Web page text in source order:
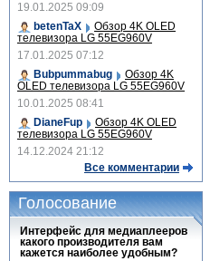
19.01.2025 09:09
betenTaX
Обзор 4K OLED
телевизора LG 55EG960V
17.01.2025 07:12
Bubpummabug
Обзор 4K
OLED телевизора LG 55EG960V
10.01.2025 08:41
DianeFup
Обзор 4K OLED
телевизора LG 55EG960V
14.12.2024 21:12
Все комментарии
Голосование
Интерфейс для медиаплееров
какого производителя вам
кажется наиболее удобным?